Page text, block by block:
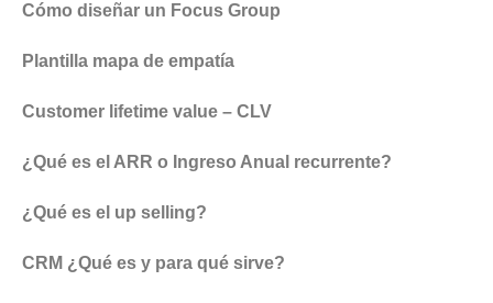
Cómo diseñar un Focus Group
Plantilla mapa de empatía
Customer lifetime value – CLV
¿Qué es el ARR o Ingreso Anual recurrente?
¿Qué es el up selling?
CRM ¿Qué es y para qué sirve?